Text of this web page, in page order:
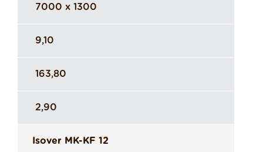
7000 x 1300
9,10
163,80
2,90
Isover MK-KF 12